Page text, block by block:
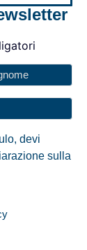
devi
sulla